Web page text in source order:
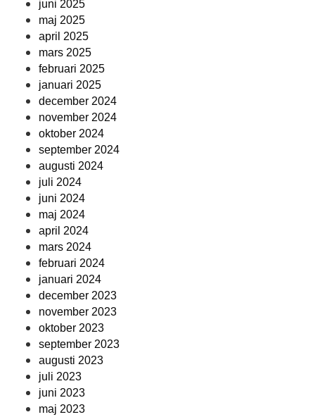
juni 2025
maj 2025
april 2025
mars 2025
februari 2025
januari 2025
december 2024
november 2024
oktober 2024
september 2024
augusti 2024
juli 2024
juni 2024
maj 2024
april 2024
mars 2024
februari 2024
januari 2024
december 2023
november 2023
oktober 2023
september 2023
augusti 2023
juli 2023
juni 2023
maj 2023